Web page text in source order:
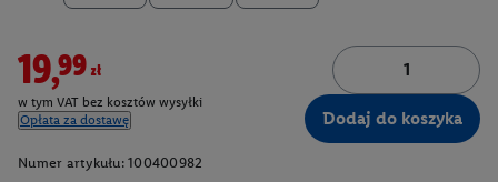
19,99zł
w tym VAT bez kosztów wysyłki
Opłata za dostawę
Dodaj do koszyka
Numer artykułu: 100400982